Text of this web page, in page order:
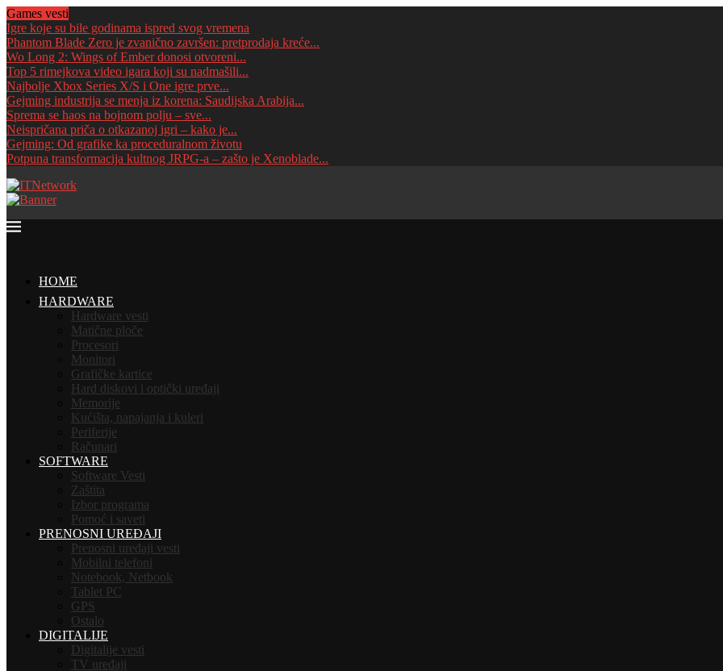
Games vesti
Igre koje su bile godinama ispred svog vremena
Phantom Blade Zero je zvanično završen: pretprodaja kreće...
Wo Long 2: Wings of Ember donosi otvoreni...
Top 5 rimejkova video igara koji su nadmašili...
Najbolje Xbox Series X/S i One igre prve...
Gejming industrija se menja iz korena: Saudijska Arabija...
Sprema se haos na bojnom polju – sve...
Neispričana priča o otkazanoj igri – kako je...
Gejming: Od grafike ka proceduralnom životu
Potpuna transformacija kultnog JRPG-a – zašto je Xenoblade...
HOME
HARDWARE
Hardware vesti
Matične ploče
Procesori
Monitori
Grafičke kartice
Hard diskovi i optički uređaji
Memorije
Kućišta, napajanja i kuleri
Periferije
Računari
SOFTWARE
Software Vesti
Zaštita
Izbor programa
Pomoć i saveti
PRENOSNI UREĐAJI
Prenosni uređaji vesti
Mobilni telefoni
Notebook, Netbook
Tablet PC
GPS
Ostalo
DIGITALIJE
Digitalije vesti
TV uređaji